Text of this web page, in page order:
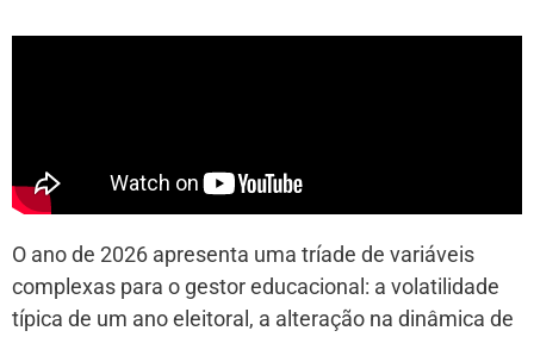
O ano de 2026 apresenta uma tríade de variáveis
complexas para o gestor educacional: a volatilidade
típica de um ano eleitoral, a alteração na dinâmica de